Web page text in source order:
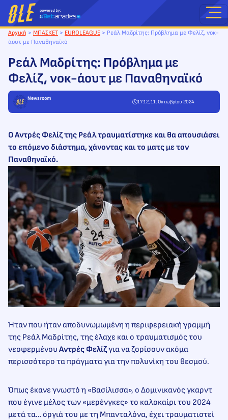
Μετάβαση
στο
περιεχόμενο
Αρχική > ΜΠΑΣΚΕΤ > EUROLEAGUE > Ρεάλ Μαδρίτης: Πρόβλημα με Φελίζ, νοκ-
άουτ με Παναθηναϊκό
Ρεάλ Μαδρίτης: Πρόβλημα με
Φελίζ, νοκ-άουτ με Παναθηναϊκό
Newsroom
17:12, 11. Οκτωβρίου 2024
Ο Αντρές Φελίζ της Ρεάλ τραυματίστηκε και θα απουσιάσει
το επόμενο διάστημα, χάνοντας και το ματς με τον
Παναθηναϊκό.
Ήταν που ήταν αποδυνωμωμένη η περιφερειακή γραμμή
της Ρεάλ Μαδρίτης, της έλαχε και ο τραυματισμός του
νεοφερμένου Αντρές Φελίζγια να ζορίσουν ακόμα
περισσότερο τα πράγματα για την πολυνίκη του θεσμού.
Όπως έκανε γνωστό η «Βασίλισσα», ο Δομινικανός γκαρντ
που έγινε μέλος των «μερένγκες» το καλοκαίρι του 2024
μετά τα… όργιά του με τη Μπανταλόνα, έχει τραυματιστεί